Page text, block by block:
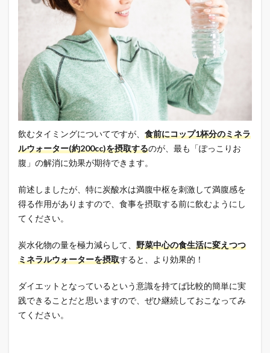
飲むタイミングについてですが、 食前にコップ1杯分のミネラ
ルウォーター(約200cc)を摂取するのが、最も「ぽっこりお
腹」の解消に効果が期待できます。
前述しましたが、特に炭酸水は満腹中枢を刺激して満腹感を
得る作用がありますので、食事を摂取する前に飲むようにし
てください。
炭水化物の量を極力減らして、 野菜中心の食生活に変えつつ
ミネラルウォーターを摂取すると、より効果的！
ダイエットとなっているという意識を持てば比較的簡単に実
践できることだと思いますので、ぜひ継続しておこなってみ
てください。